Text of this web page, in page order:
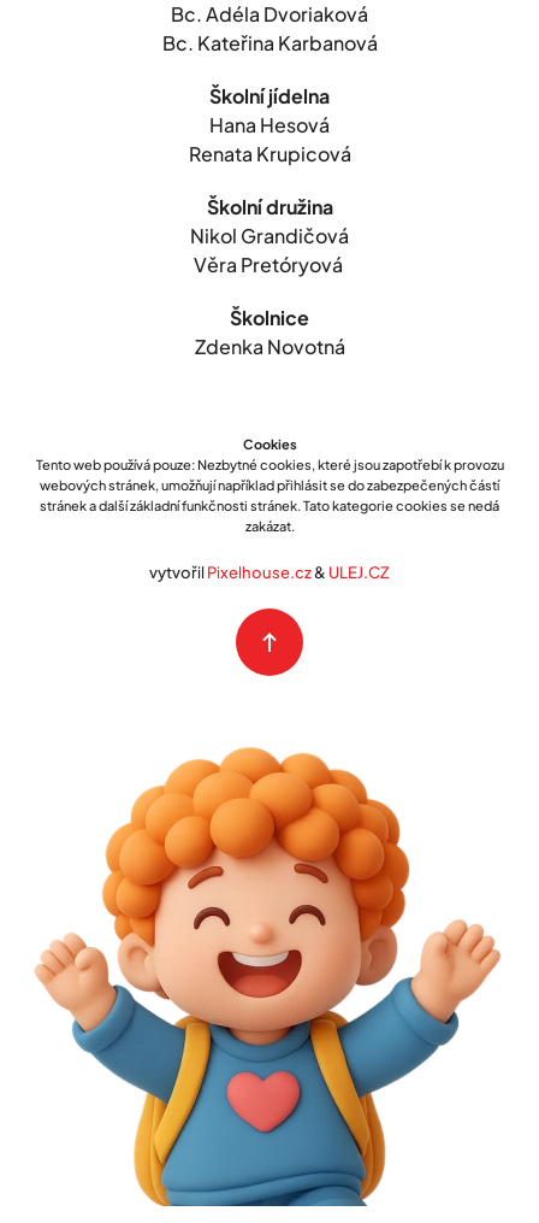
Bc. Adéla Dvoriaková
Bc. Kateřina Karbanová
Školní jídelna
Hana Hesová
Renata Krupicová
Školní družina
Nikol Grandičová
Věra Pretóryová
Školnice
Zdenka Novotná
Cookies
Tento web používá pouze: Nezbytné cookies, které jsou zapotřebí k provozu
webových stránek, umožňují například přihlásit se do zabezpečených částí
stránek a další základní funkčnosti stránek. Tato kategorie cookies se nedá
zakázat.
vytvořilPixelhouse.cz& ULEJ.CZ